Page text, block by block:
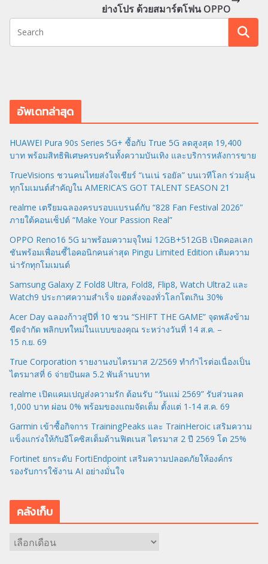
ย่างโปร ด้วยสมาร์ตโฟน OPPO
อัพเดทล่าสุด
HUAWEI Pura 90s Series 5G+ ซื้อกับ True 5G ลดสูงสุด 19,400
บาท พร้อมสิทธิพิเศษครบครันทั้งความบันเทิง และบริการหลังการขาย
TrueVisions ชวนคนไทยส่งใจเชียร์ “เนเน่ รอยัล” บนเวทีโลก ร่วมลุ้น
ทุกโมเมนต์สำคัญใน AMERICA’S GOT TALENT SEASON 21
realme เตรียมฉลองครบรอบแบรนด์กับ “828 Fan Festival 2026”
ภายใต้คอนเซ็ปต์ “Make Your Passion Real”
OPPO Reno16 5G มาพร้อมความจุใหม่ 12GB+512GB เปิดคอลเลก
ชันพร้อมเพื่อนซี้ไอคอนิกคนล่าสุด Pingu Limited Edition เติมความ
น่ารักทุกโมเมนต์
Samsung Galaxy Z Fold8 Ultra, Fold8, Flip8, Watch Ultra2 และ
Watch9 ประกาศความสำเร็จ ยอดสั่งจองทั่วโลกโตเกิน 30%
Acer Day ฉลองก้าวสู่ปีที่ 10 ชวน “SHIFT THE GAME” จุดพลังข้าม
ขีดจำกัด พลิกบทใหม่ในแบบของคุณ ระหว่างวันที่ 14 ส.ค. –
15 ก.ย. 69
True Corporation รายงานงบไตรมาส 2/2569 ทำกำไรต่อเนื่องเป็น
ไตรมาสที่ 6 จ่ายปันผล 5.2 พันล้านบาท
realme เปิดแคมเปญส่งความรัก ต้อนรับ “วันแม่ 2569” รับส่วนลด
1,000 บาท ผ่อน 0% พร้อมของแถมจัดเต็ม ตั้งแต่ 1-14 ส.ค. 69
Garmin เข้าซื้อกิจการ TrainingPeaks และ TrainHeroic เสริมความ
แข็งแกร่งให้กับอีโคซิสเต็มด้านฟิตเนส ไตรมาส 2 ปี 2569 โต 25%
Fortinet ยกระดับ FortiEndpoint เสริมความปลอดภัยให้องค์กร
รองรับการใช้งาน AI อย่างมั่นใจ
คลังเก็บ